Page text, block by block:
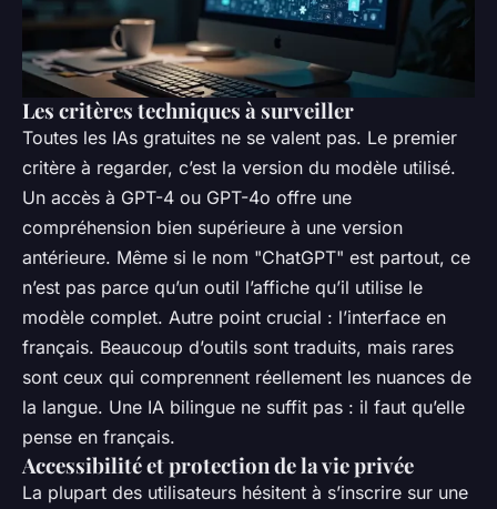
Les critères techniques à surveiller
Toutes les IAs gratuites ne se valent pas. Le premier
critère à regarder, c’est la version du modèle utilisé.
Un accès à GPT-4 ou GPT-4o offre une
compréhension bien supérieure à une version
antérieure. Même si le nom "ChatGPT" est partout, ce
n’est pas parce qu’un outil l’affiche qu’il utilise le
modèle complet. Autre point crucial : l’interface en
français. Beaucoup d’outils sont traduits, mais rares
sont ceux qui comprennent réellement les nuances de
la langue. Une IA bilingue ne suffit pas : il faut qu’elle
pense en français.
Accessibilité et protection de la vie privée
La plupart des utilisateurs hésitent à s’inscrire sur une